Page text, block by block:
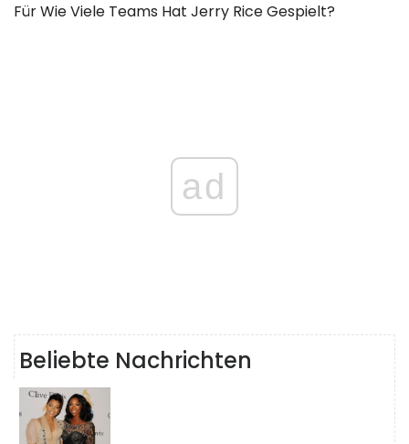
Für Wie Viele Teams Hat Jerry Rice Gespielt?
ad
Beliebte Nachrichten